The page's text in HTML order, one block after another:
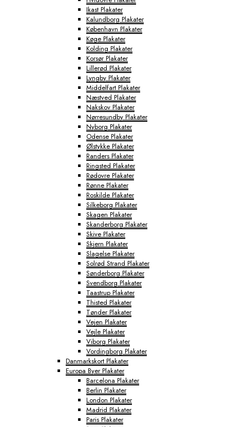
Ikast Plakater
Kalundborg Plakater
København Plakater
Køge Plakater
Kolding Plakater
Korsør Plakater
Lillerød Plakater
Lyngby Plakater
Middelfart Plakater
Næstved Plakater
Nakskov Plakater
Nørresundby Plakater
Nyborg Plakater
Odense Plakater
Ølstykke Plakater
Randers Plakater
Ringsted Plakater
Rødovre Plakater
Rønne Plakater
Roskilde Plakater
Silkeborg Plakater
Skagen Plakater
Skanderborg Plakater
Skive Plakater
Skjern Plakater
Slagelse Plakater
Solrød Strand Plakater
Sønderborg Plakater
Svendborg Plakater
Taastrup Plakater
Thisted Plakater
Tønder Plakater
Vejen Plakater
Vejle Plakater
Viborg Plakater
Vordingborg Plakater
Danmarkskort Plakater
Europa Byer Plakater
Barcelona Plakater
Berlin Plakater
London Plakater
Madrid Plakater
Paris Plakater